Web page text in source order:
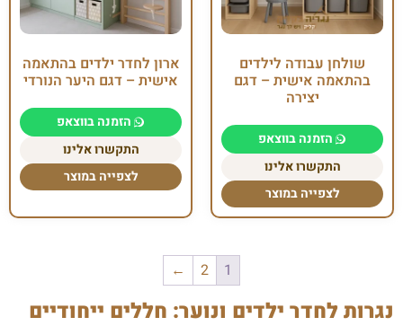
שולחן עבודה לילדים
בהתאמה אישית – דגם
יצירה
הזמנה בווצאפ
התקשרו אלינו
לצפייה במוצר
ארון לחדר ילדים בהתאמה
אישית – דגם היער הנורדי
הזמנה בווצאפ
התקשרו אלינו
לצפייה במוצר
1
2
←
נגרות לחדר ילדים ונוער: חללים ייחודיים